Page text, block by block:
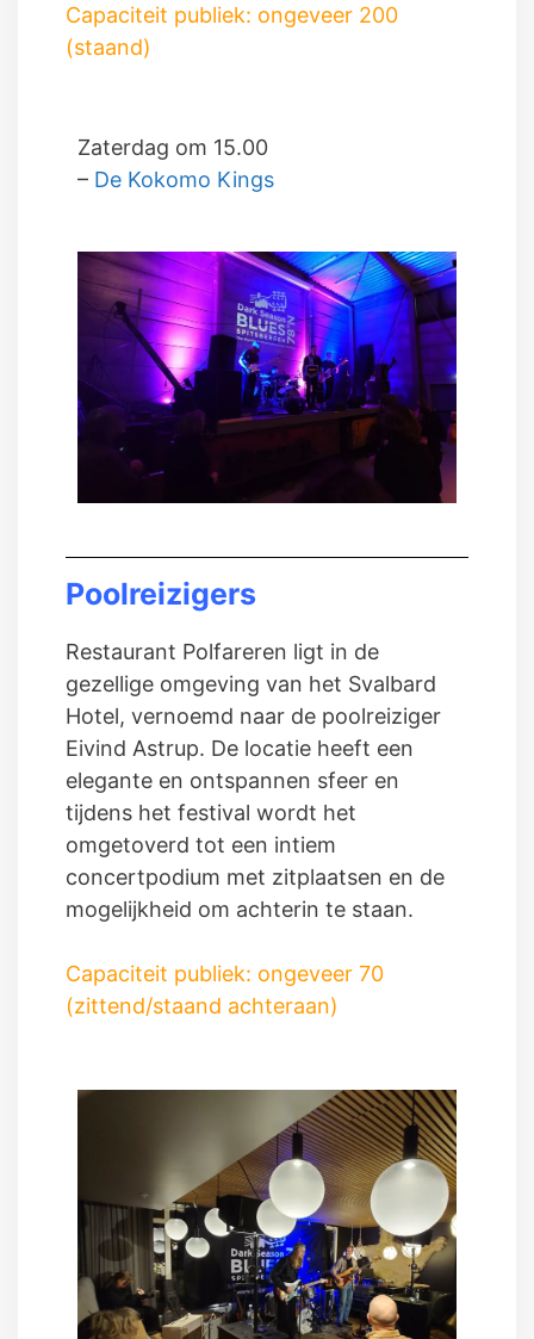
Capaciteit publiek: ongeveer 200
(staand)
Zaterdag om 15.00
– De Kokomo Kings
Poolreizigers
Restaurant Polfareren ligt in de
gezellige omgeving van het Svalbard
Hotel, vernoemd naar de poolreiziger
Eivind Astrup. De locatie heeft een
elegante en ontspannen sfeer en
tijdens het festival wordt het
omgetoverd tot een intiem
concertpodium met zitplaatsen en de
mogelijkheid om achterin te staan.
Capaciteit publiek: ongeveer 70
(zittend/staand achteraan)